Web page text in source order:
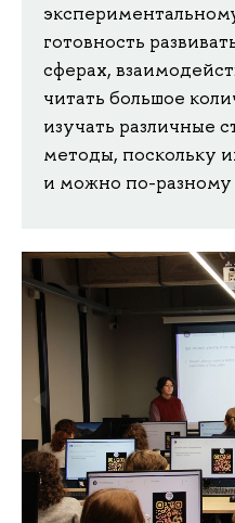
готовность
сферах,
читать большое
изучать различные
методы, поскольку
и можно по-разному